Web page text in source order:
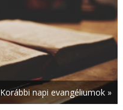
Korábbi napi evangéliumok »